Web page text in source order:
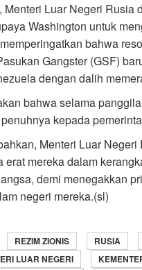
Menteri Luar Negeri
Washington untuk
bahwa
Gangster (GSF)
dengan dalih
bahwa selama
kepada
Menteri Luar
erat mereka dalam
demi menegakkan
negeri mereka.(sl)
REZIM ZIONIS RUSIA
LUAR NEGERI